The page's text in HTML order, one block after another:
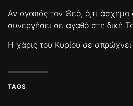
Αν αγαπάς τον Θεό, ό,τι άσχημο
συνεργήσει σε αγαθό στη δική
Η χάρις του Κυρίου σε
TAGS